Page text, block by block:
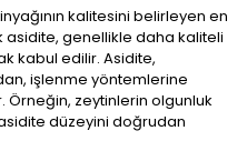
kalitesini belirleyen en
genellikle daha kaliteli
kabul edilir. Asidite,
işlenme yöntemlerine
zeytinlerin olgunluk
düzeyini doğrudan